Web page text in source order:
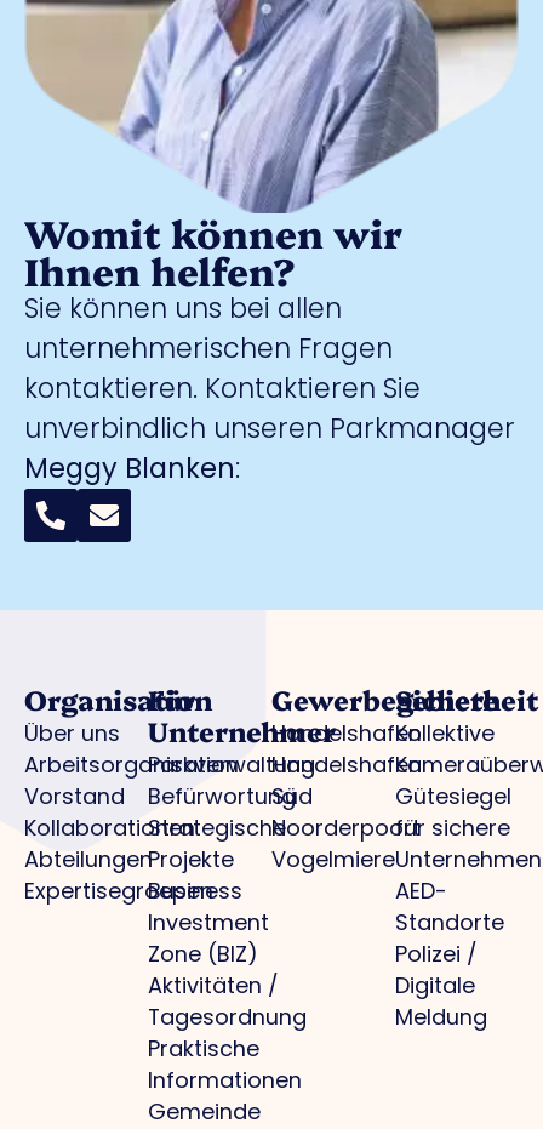
Womit können wir
Ihnen helfen?
Sie können uns bei allen
unternehmerischen Fragen
kontaktieren. Kontaktieren Sie
unverbindlich unseren Parkmanager
Meggy Blanken:
Organisation
Über uns
Arbeitsorganisation
Vorstand
Kollaborationen
Abteilungen
Expertisegroepen
Für
Unternehmer
Parkverwaltung
Befürwortung
Strategische
Projekte
Business
Investment
Zone (BIZ)
Aktivitäten /
Tagesordnung
Praktische
Informationen
Gemeinde
Gewerbegebiete
Handelshafen
Handelshafen
Süd
Noorderpoort
Vogelmiere
Sicherheit
Kollektive
Gütesiegel
für sichere
Unternehmen
AED-
Standorte
Polizei /
Digitale
Meldung